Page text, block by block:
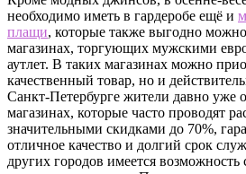
необходимо иметь в гардеробе ещё и
плащи, которые также выгодно
магазинах, торгующих мужскими
аутлет. В таких магазинах можно
качественный товар, но и
Санкт-Петербурге жители давно уже
магазинах, которые часто проводят
значительными скидками до 70%,
отличное качество и долгий срок
других городов имеется возможность